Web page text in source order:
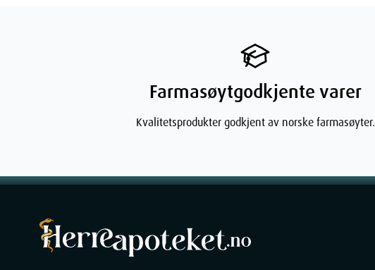
Farmasøytgodkjente varer
Kvalitetsprodukter godkjent av norske farmasøyter.